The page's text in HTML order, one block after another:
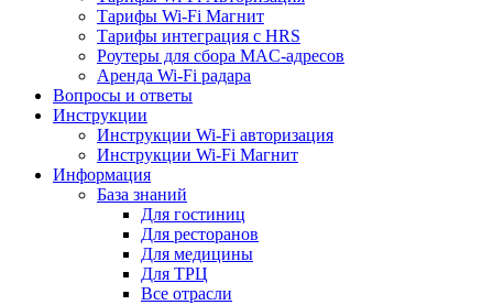
Тарифы Wi-Fi Магнит
Тарифы интеграция с HRS
Роутеры для сбора MAC-адресов
Аренда Wi-Fi радара
Вопросы и ответы
Инструкции
Инструкции Wi-Fi авторизация
Инструкции Wi-Fi Магнит
Информация
База знаний
Для гостиниц
Для ресторанов
Для медицины
Для ТРЦ
Все отрасли